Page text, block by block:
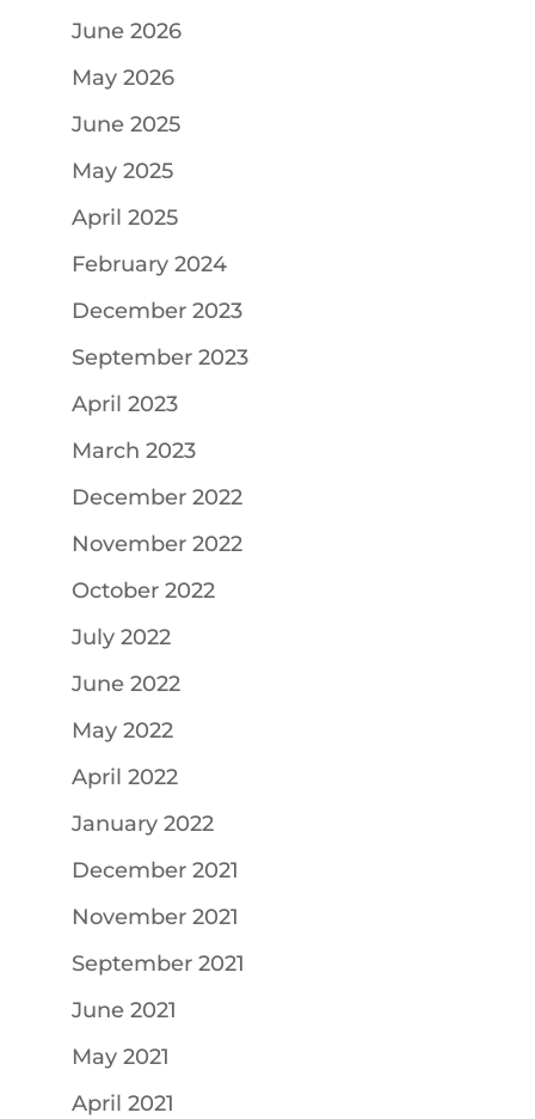
June 2026
May 2026
June 2025
May 2025
April 2025
February 2024
December 2023
September 2023
April 2023
March 2023
December 2022
November 2022
October 2022
July 2022
June 2022
May 2022
April 2022
January 2022
December 2021
November 2021
September 2021
June 2021
May 2021
April 2021